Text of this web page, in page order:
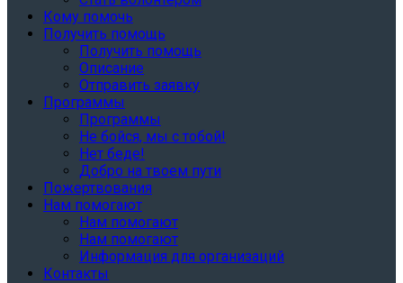
Кому помочь
Получить помощь
Получить помощь
Описание
Отправить заявку
Программы
Программы
Не бойся, мы с тобой!
Нет беде!
Добро на твоем пути
Пожертвования
Нам помогают
Нам помогают
Нам помогают
Информация для организаций
Контакты